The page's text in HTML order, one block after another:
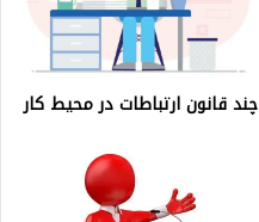
چند قانون ارتباطات در محیط کار